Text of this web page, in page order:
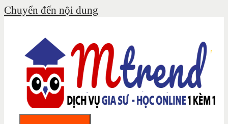
Chuyển đến nội dung